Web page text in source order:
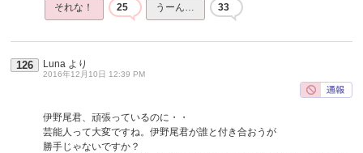
それな！ 25 うーん… 33
126 Luna より
2016年12月10日 12:39 PM
伊野尾君、頑張っているのに・・
芸能人って大変ですね。伊野尾君が誰と付き合おうが
勝手じゃないですか？